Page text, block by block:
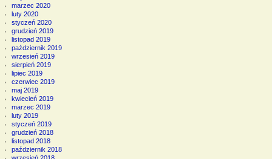
marzec 2020
luty 2020
styczeń 2020
grudzień 2019
listopad 2019
październik 2019
wrzesień 2019
sierpień 2019
lipiec 2019
czerwiec 2019
maj 2019
kwiecień 2019
marzec 2019
luty 2019
styczeń 2019
grudzień 2018
listopad 2018
październik 2018